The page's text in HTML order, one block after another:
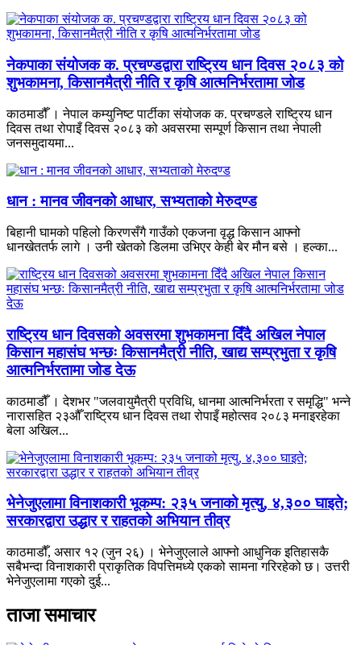
नेकपाका संयोजक क. प्रचण्डद्वारा राष्ट्रिय धान दिवस २०८३ को
शुभकामना, किसानमैत्री नीति र कृषि आत्मनिर्भरतामा जोड
काठमाडौँ । नेपाल कम्युनिष्ट पार्टीका संयोजक क. प्रचण्डले राष्ट्रिय धान
दिवस तथा रोपाइँ दिवस २०८३ को अवसरमा सम्पूर्ण किसान तथा नेपाली
जनसमुदायमा...
धान : मानव जीवनको आधार, सभ्यताको मेरुदण्ड
बिहानी घामको पहिलो किरणसँगै गाउँको एकजना वृद्ध किसान आफ्नो
धानखेततर्फ लागे । उनी खेतको डिलमा उभिएर केही बेर मौन बसे । हल्का...
राष्ट्रिय धान दिवसको अवसरमा शुभकामना दिँदै अखिल नेपाल
किसान महासंघ भन्छः किसानमैत्री नीति, खाद्य सम्प्रभुता र कृषि
आत्मनिर्भरतामा जोड देऊ
काठमाडौँ । देशभर "जलवायुमैत्री प्रविधि, धानमा आत्मनिर्भरता र समृद्धि" भन्ने
नारासहित २३औँ राष्ट्रिय धान दिवस तथा रोपाइँ महोत्सव २०८३ मनाइरहेका
बेला अखिल...
भेनेजुएलामा विनाशकारी भूकम्प: २३५ जनाको मृत्यु, ४,३०० घाइते;
सरकारद्वारा उद्धार र राहतको अभियान तीव्र
काठमाडौँ, असार १२ (जुन २६) । भेनेजुएलाले आफ्नो आधुनिक इतिहासकै
सबैभन्दा विनाशकारी प्राकृतिक विपत्तिमध्ये एकको सामना गरिरहेको छ। उत्तरी
भेनेजुएलामा गएको दुई...
ताजा समाचार